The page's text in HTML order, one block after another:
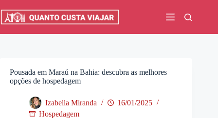
para
Pousada em Maraú na Bahia: descubra as melhores
opções de hospedagem
Izabella Miranda
16/01/2025
Hospedagem